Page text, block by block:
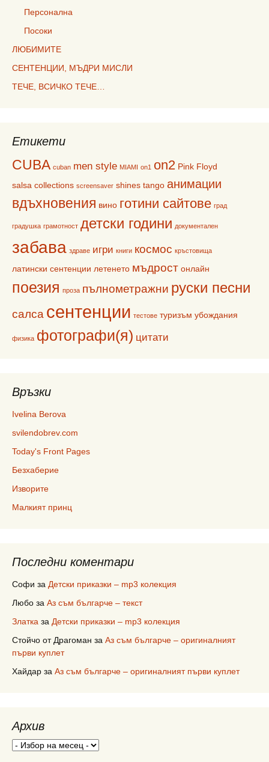
Персонална
Посоки
ЛЮБИМИТЕ
СЕНТЕНЦИИ, МЪДРИ МИСЛИ
ТЕЧЕ, ВСИЧКО ТЕЧЕ…
Етикети
CUBA cuban men style MIAMI on1 on2 Pink Floyd
salsa collections screensaver shines tango анимации
вдъхновения вино готини сайтове град
градушка грамотност детски години документален
забава здраве игри книги космос кръстовища
латински сентенции летенето мъдрост онлайн
поезия проза пълнометражни руски песни
салса сентенции тестове туризъм убождания
физика фотографи(я) цитати
Връзки
Ivelina Berova
svilendobrev.com
Today's Front Pages
Безхаберие
Изворите
Малкият принц
Последни коментари
Софи за Детски приказки – mp3 колекция
Любо за Аз съм българче – текст
Златка за Детски приказки – mp3 колекция
Стойчо от Драгоман за Аз съм българче – оригиналният
първи куплет
Хайдар за Аз съм българче – оригиналният първи куплет
Архив
Архив